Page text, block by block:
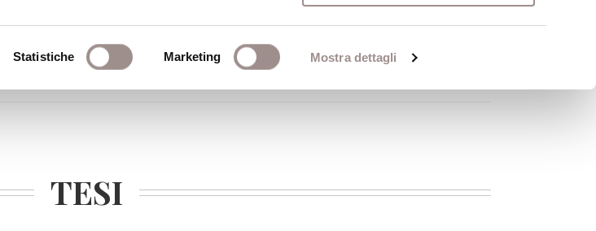
Statistiche Marketing Mostra dettagli
Roma Tor Vergata
TESI